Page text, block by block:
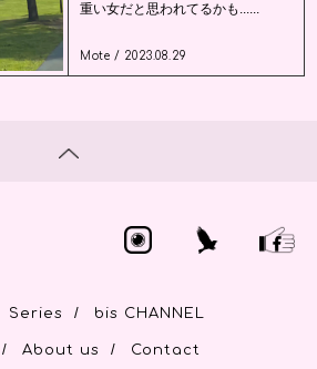
重い女だと思われてるかも......
Mote / 2023.08.29
Series / bis CHANNEL
/ About us / Contact